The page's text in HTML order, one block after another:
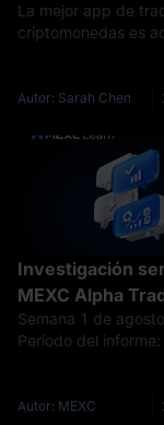
suya le está
veces más sin
La mejor app de
criptomonedas es
teléfono, sin
flujo de órdenes
Autor: Sarah Chen
Investigación
MEXC Alpha
temor a una
tasas presiona el
la semana de
Semana 1 de
Período del
de 2026 Narrativa
Autor: MEXC